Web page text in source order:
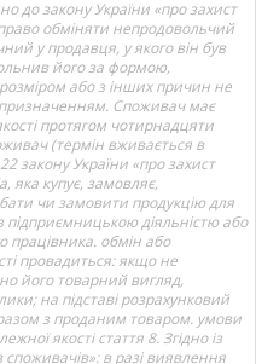
до закону України «про захист
обміняти непродовольчий
у продавця, у якого він був
його за формою,
або з інших причин не
Споживач має
протягом чотирнадцяти
(термін вживається в
закону України «про захист
яка купує, замовляє,
чи замовити продукцію для
підприємницькою діяльністю або
працівника. обмін або
провадиться: якщо не
його товарний вигляд,
на підставі розрахунковий
з проданим товаром. умови
якості стаття 8. Згідно із
в разі виявлення